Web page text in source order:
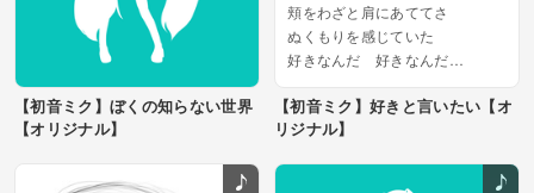
【初音ミク】ぼくの知らない世界
【オリジナル】
頬をわざと肩にあててさ
ぬくもりを感じていた
好きなんだ 好きなんだ
君はきっと 私が言うのを待っ
てているんだろう
【初音ミク】好きと言いたい【オ
リジナル】